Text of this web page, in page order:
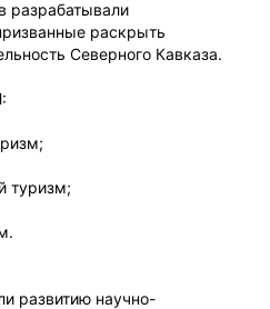
разрабатывали
раскрыть
Северного Кавказа.
туризм;
развитию научно-